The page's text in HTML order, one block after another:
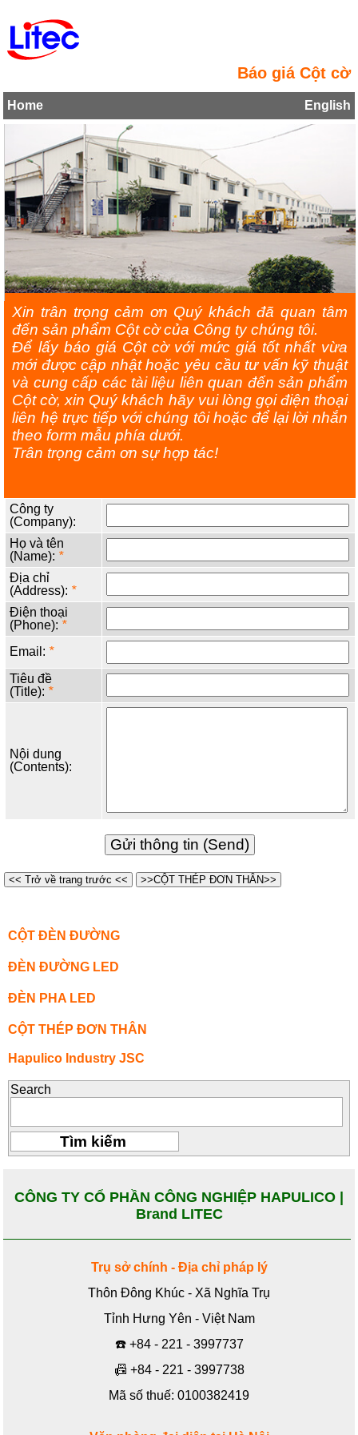
Báo giá Cột cờ
Home English
Xin trân trọng cảm ơn Quý khách đã quan tâm
đến sản phẩm Cột cờ của Công ty chúng tôi.
Để lấy báo giá Cột cờ với mức giá tốt nhất vừa
mới được cập nhật hoặc yêu cầu tư vấn kỹ thuật
và cung cấp các tài liệu liên quan đến sản phẩm
Cột cờ, xin Quý khách hãy vui lòng gọi điện thoại
liên hệ trực tiếp với chúng tôi hoặc để lại lời nhắn
theo form mẫu phía dưới.
Trân trọng cảm ơn sự hợp tác!
Công ty
(Company):
Họ và tên
(Name): *
Địa chỉ
(Address): *
Điện thoại
(Phone): *
Email: *
Tiêu đề
(Title): *
Nội dung
(Contents):
<< Trở về trang trước << >>CỘT THÉP ĐƠN THÂN>>
CỘT ĐÈN ĐƯỜNG
ĐÈN ĐƯỜNG LED
ĐÈN PHA LED
CỘT THÉP ĐƠN THÂN
Hapulico Industry JSC
Search
CÔNG TY CỔ PHẦN CÔNG NGHIỆP HAPULICO |
Brand LITEC
Trụ sở chính - Địa chỉ pháp lý
Thôn Đông Khúc - Xã Nghĩa Trụ
Tỉnh Hưng Yên - Việt Nam
☎️ +84 - 221 - 3997737
📠 +84 - 221 - 3997738
Mã số thuế: 0100382419